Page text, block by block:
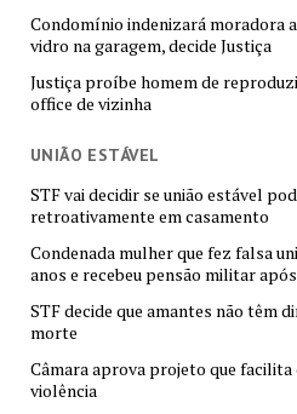
Condomínio indenizará moradora
vidro na garagem, decide Justiça
Justiça proíbe homem de
office de vizinha
UNIÃO ESTÁVEL
STF vai decidir se união estável
retroativamente em casamento
Condenada mulher que fez falsa
anos e recebeu pensão militar
STF decide que amantes não têm
morte
Câmara aprova projeto que
violência